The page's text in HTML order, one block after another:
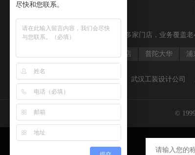
亿唐装饰上海分布覆盖地区
亿唐装饰沪上二十多年知名，全市十多家门店，业务覆盖
青浦分店 普陀大华 浦
友情链接 苏州办公室装修 武汉工装设计公司
©
亿唐装饰
尽快和您联系。